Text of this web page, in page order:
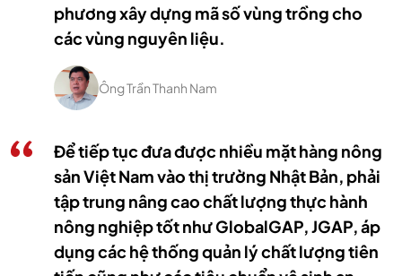
phương xây dựng mã số vùng trồng cho
các vùng nguyên liệu.
Ông Trần Thanh Nam
Để tiếp tục đưa được nhiều mặt hàng nông
sản Việt Nam vào thị trường Nhật Bản, phải
tập trung nâng cao chất lượng thực hành
nông nghiệp tốt như GlobalGAP, JGAP, áp
dụng các hệ thống quản lý chất lượng tiên